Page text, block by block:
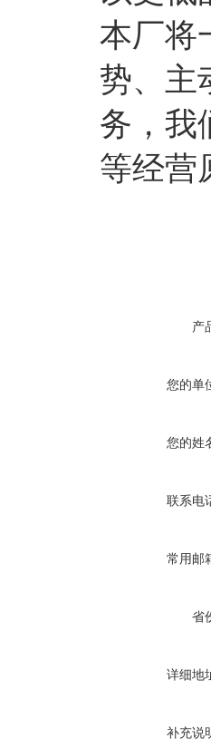
本厂将
势、主
务，我
等经营
产
您的单
您的姓
联系电
常用邮
省
详细地
补充说